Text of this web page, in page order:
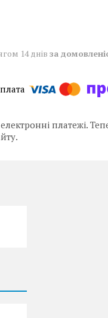
14 днів за
платежі.